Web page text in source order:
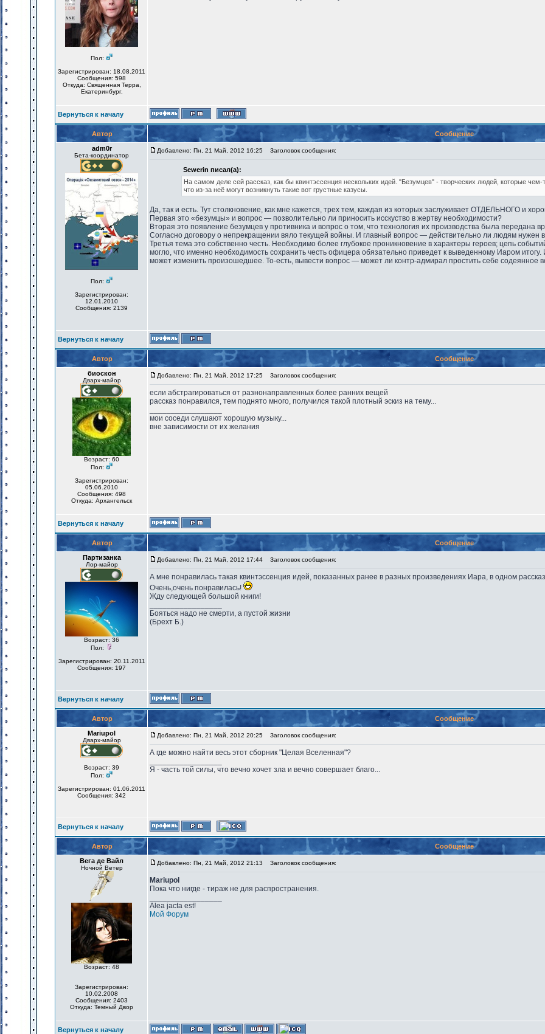
Пол:
Зарегистрирован: 18.08.2011
Сообщения: 598
Откуда: Священная Терра,
Екатеринбург.
Вернуться к началу
Автор
Сообщение
adm0r
Бета-координатор
Пол:
Зарегистрирован:
12.01.2010
Сообщения: 2139
Добавлено: Пн, 21 Май, 2012 16:25 Заголовок сообщения:
Sewerin писал(а):
На самом деле сей рассказ, как бы квинтэссенция нескольких идей. "Безумцев" - творческих людей, которые
что из-за неё могут возникнуть такие вот грустные казусы.
Да, так и есть. Тут столкновение, как мне кажется, трех тем, каждая из которых заслуживает ОТДЕЛЬНОГО и
Первая это «безумцы» и вопрос — позволительно ли приносить исскуство в жертву необходимости?
Вторая это появление безумцев у противника и вопрос о том, что технология их производства была передана
Согласно договору о непрекращении вяло текущей войны. И главный вопрос — действительно ли людям нужен
Третья тема это собственно честь. Необходимо более глубокое проникновение в характеры героев; цепь
могло, что именно необходимость сохранить честь офицера обязательно приведет к выведенному Иаром
может изменить произошедшее. То-есть, вывести вопрос — может ли контр-адмирал простить себе содеянное
Вернуться к началу
Автор
Сообщение
биоскон
Дварх-майор
Возраст: 60
Пол:
Зарегистрирован:
05.06.2010
Сообщения: 498
Откуда: Архангельск
Добавлено: Пн, 21 Май, 2012 17:25 Заголовок сообщения:
если абстрагироваться от разнонаправленных более ранних вещей
рассказ понравился, тем поднято много, получился такой плотный эскиз на тему...
мои соседи слушают хорошую музыку...
вне зависимости от их желания
Вернуться к началу
Автор
Сообщение
Партизанка
Лор-майор
Возраст: 36
Пол:
Зарегистрирован: 20.11.2011
Сообщения: 197
Добавлено: Пн, 21 Май, 2012 17:44 Заголовок сообщения:
А мне понравилась такая квинтэссенция идей, показанных ранее в разных произведениях Иара, в одном
Очень,очень понравилась!
Жду следующей большой книги!
Бояться надо не смерти, а пустой жизни
(Брехт Б.)
Вернуться к началу
Автор
Сообщение
Mariupol
Дварх-майор
Возраст: 39
Пол:
Зарегистрирован: 01.06.2011
Сообщения: 342
Добавлено: Пн, 21 Май, 2012 20:25 Заголовок сообщения:
А где можно найти весь этот сборник "Целая Вселенная"?
Я - часть той силы, что вечно хочет зла и вечно совершает благо...
Вернуться к началу
Автор
Сообщение
Вега де Вайл
Ночной Ветер
Возраст: 48
Зарегистрирован:
10.02.2008
Сообщения: 2403
Откуда: Темный Двор
Добавлено: Пн, 21 Май, 2012 21:13 Заголовок сообщения:
Mariupol
Пока что нигде - тираж не для распространения.
Alea jacta est!
Мой Форум
Вернуться к началу